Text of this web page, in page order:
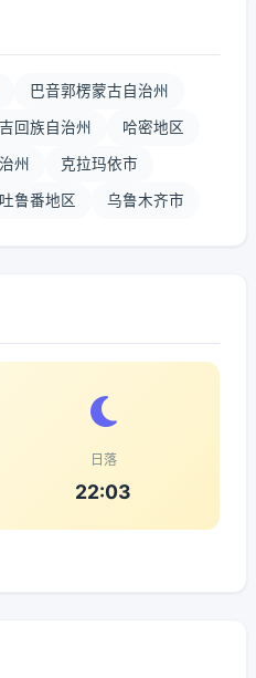
巴音郭楞蒙古自治州
回族自治州 哈密地区
州 克拉玛依市
吐鲁番地区 乌鲁木齐市
日落
22:03